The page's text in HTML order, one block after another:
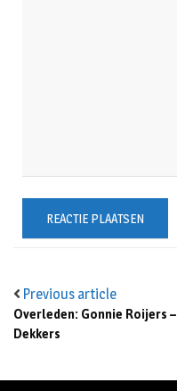
Previous article
Overleden: Gonnie Roijers –
Dekkers